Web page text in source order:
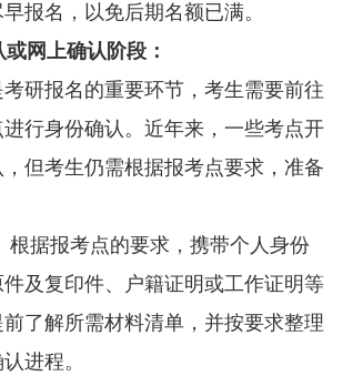
报名，以免后期名额已满。
网上确认阶段：
研报名的重要环节，考生需要前往
行身份确认。近年来，一些考点开
但考生仍需根据报考点要求，准备
根据报考点的要求，携带个人身份
及复印件、户籍证明或工作证明等
了解所需材料清单，并按要求整理
进程。